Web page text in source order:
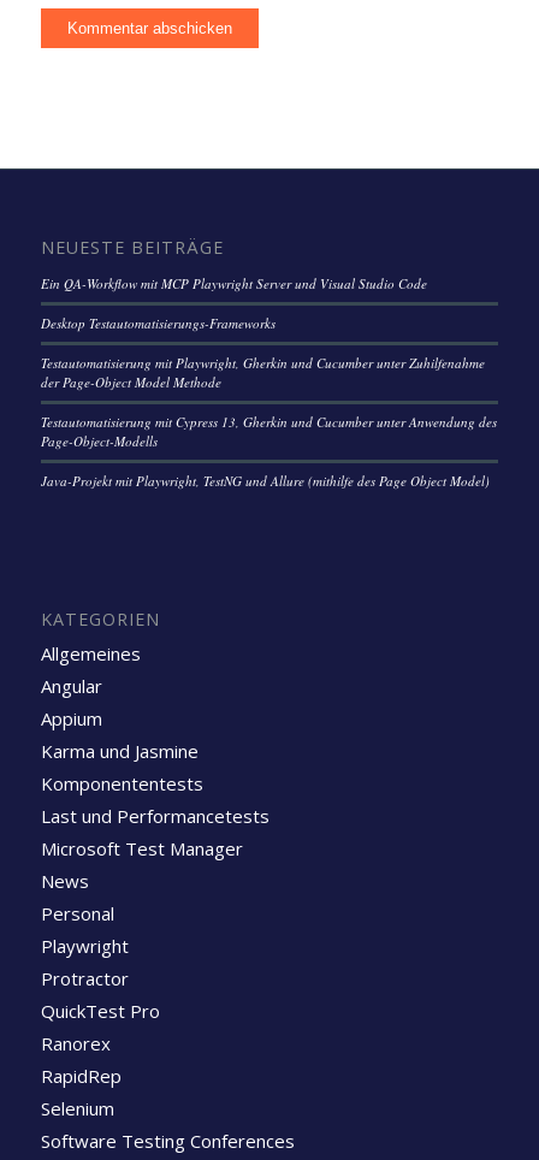
NEUESTE BEITRÄGE
Ein QA-Workflow mit MCP Playwright Server und Visual Studio Code
Desktop Testautomatisierungs-Frameworks
Testautomatisierung mit Playwright, Gherkin und Cucumber unter Zuhilfenahme
der Page-Object Model Methode
Testautomatisierung mit Cypress 13, Gherkin und Cucumber unter Anwendung des
Page-Object-Modells
Java-Projekt mit Playwright, TestNG und Allure (mithilfe des Page Object Model)
KATEGORIEN
Allgemeines
Angular
Appium
Karma und Jasmine
Komponententests
Last und Performancetests
Microsoft Test Manager
News
Personal
Playwright
Protractor
QuickTest Pro
Ranorex
RapidRep
Selenium
Software Testing Conferences